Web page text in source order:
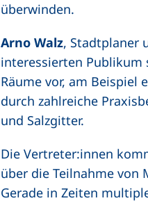
überwinden.
Arno Walz(externer
, Stadtplaner
interessierten Publikum
Räume vor, am
durch zahlreiche
und Salzgitter.
Die Vertreter:innen
über die Teilnahme von
Gerade in Zeiten